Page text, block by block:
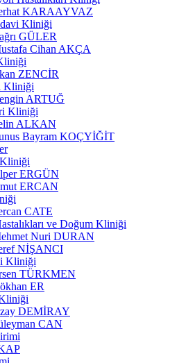
KARAAYVAZ
Kliniği
GÜLER
Cihan AKÇA
ZENCİR
Kliniği
ARTUĞ
Kliniği
ALKAN
Bayram KOÇYİĞİT
ERGÜN
ERCAN
CATE
ve Doğum Kliniği
Nuri DURAN
NİŞANCI
Kliniği
TÜRKMEN
ER
DEMİRAY
CAN